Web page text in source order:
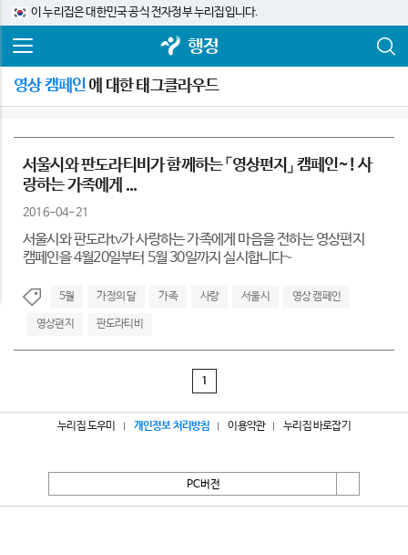
이 누리집은 대한민국 공식 전자정부 누리집입니다.
행정
영상 캠페인 에 대한 태그클라우드
서울시와 판도라티비가 함께하는 「영상편지」 캠페인~! 사
랑하는 가족에게 ...
2016-04-21
서울시와 판도라tv가 사랑하는 가족에게 마음을 전하는 영상편지
캠페인을 4월20일부터 5월 30일까지 실시합니다~
5월 가정의 달 가족 사랑 서울시 영상 캠페인
영상편지 판도라티비
1
누리집 도우미 개인정보 처리방침 이용약관 누리집 바로잡기
PC버전